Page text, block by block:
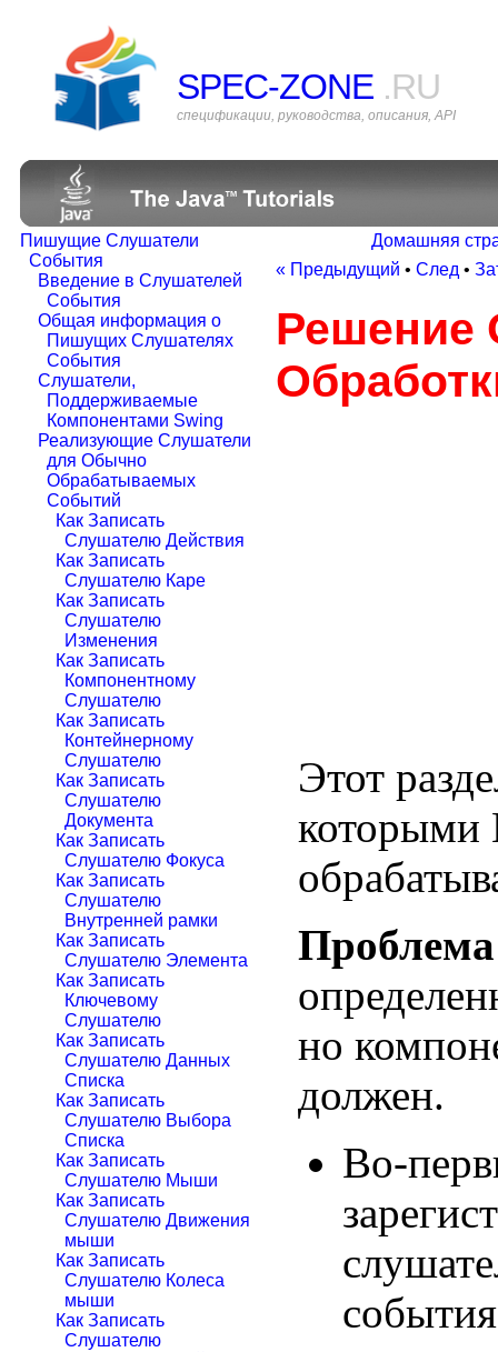
SPEC-ZONE .RU
спецификации, руководства, описания, API
Пишущие Слушатели
События
Введение в Слушателей
События
Общая информация о
Пишущих Слушателях
События
Слушатели,
Поддерживаемые
Компонентами Swing
Реализующие Слушатели
для Обычно
Обрабатываемых
Событий
Как Записать
Слушателю Действия
Как Записать
Слушателю Каре
Как Записать
Слушателю
Изменения
Как Записать
Компонентному
Слушателю
Как Записать
Контейнерному
Слушателю
Как Записать
Слушателю
Документа
Как Записать
Слушателю Фокуса
Как Записать
Слушателю
Внутренней рамки
Как Записать
Слушателю Элемента
Как Записать
Ключевому
Слушателю
Как Записать
Слушателю Данных
Списка
Как Записать
Слушателю Выбора
Списка
Как Записать
Слушателю Мыши
Как Записать
Слушателю Движения
мыши
Как Записать
Слушателю Колеса
мыши
Как Записать
Слушателю
Домашняя
« Предыдущий • След •
Решение
Этот
которыми
но
должен.
Во-